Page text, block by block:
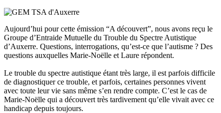
Aujourd’hui pour cette émission “A découvert”, nous avons reçu le
Groupe d’Entraide Mutuelle du Trouble du Spectre Autistique
d’Auxerre. Questions, interrogations, qu’est-ce que l’autisme ? Des
questions auxquelles Marie-Noëlle et Laure répondent.
Le trouble du spectre autistique étant très large, il est parfois difficile
de diagnostiquer ce trouble, et parfois, certaines personnes vivent
avec toute leur vie sans même s’en rendre compte. C’est le cas de
Marie-Noëlle qui a découvert très tardivement qu’elle vivait avec ce
handicap depuis toujours.